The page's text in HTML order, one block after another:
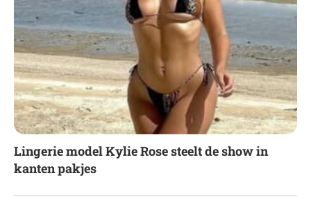
Lingerie model Kylie Rose steelt de show in
kanten pakjes